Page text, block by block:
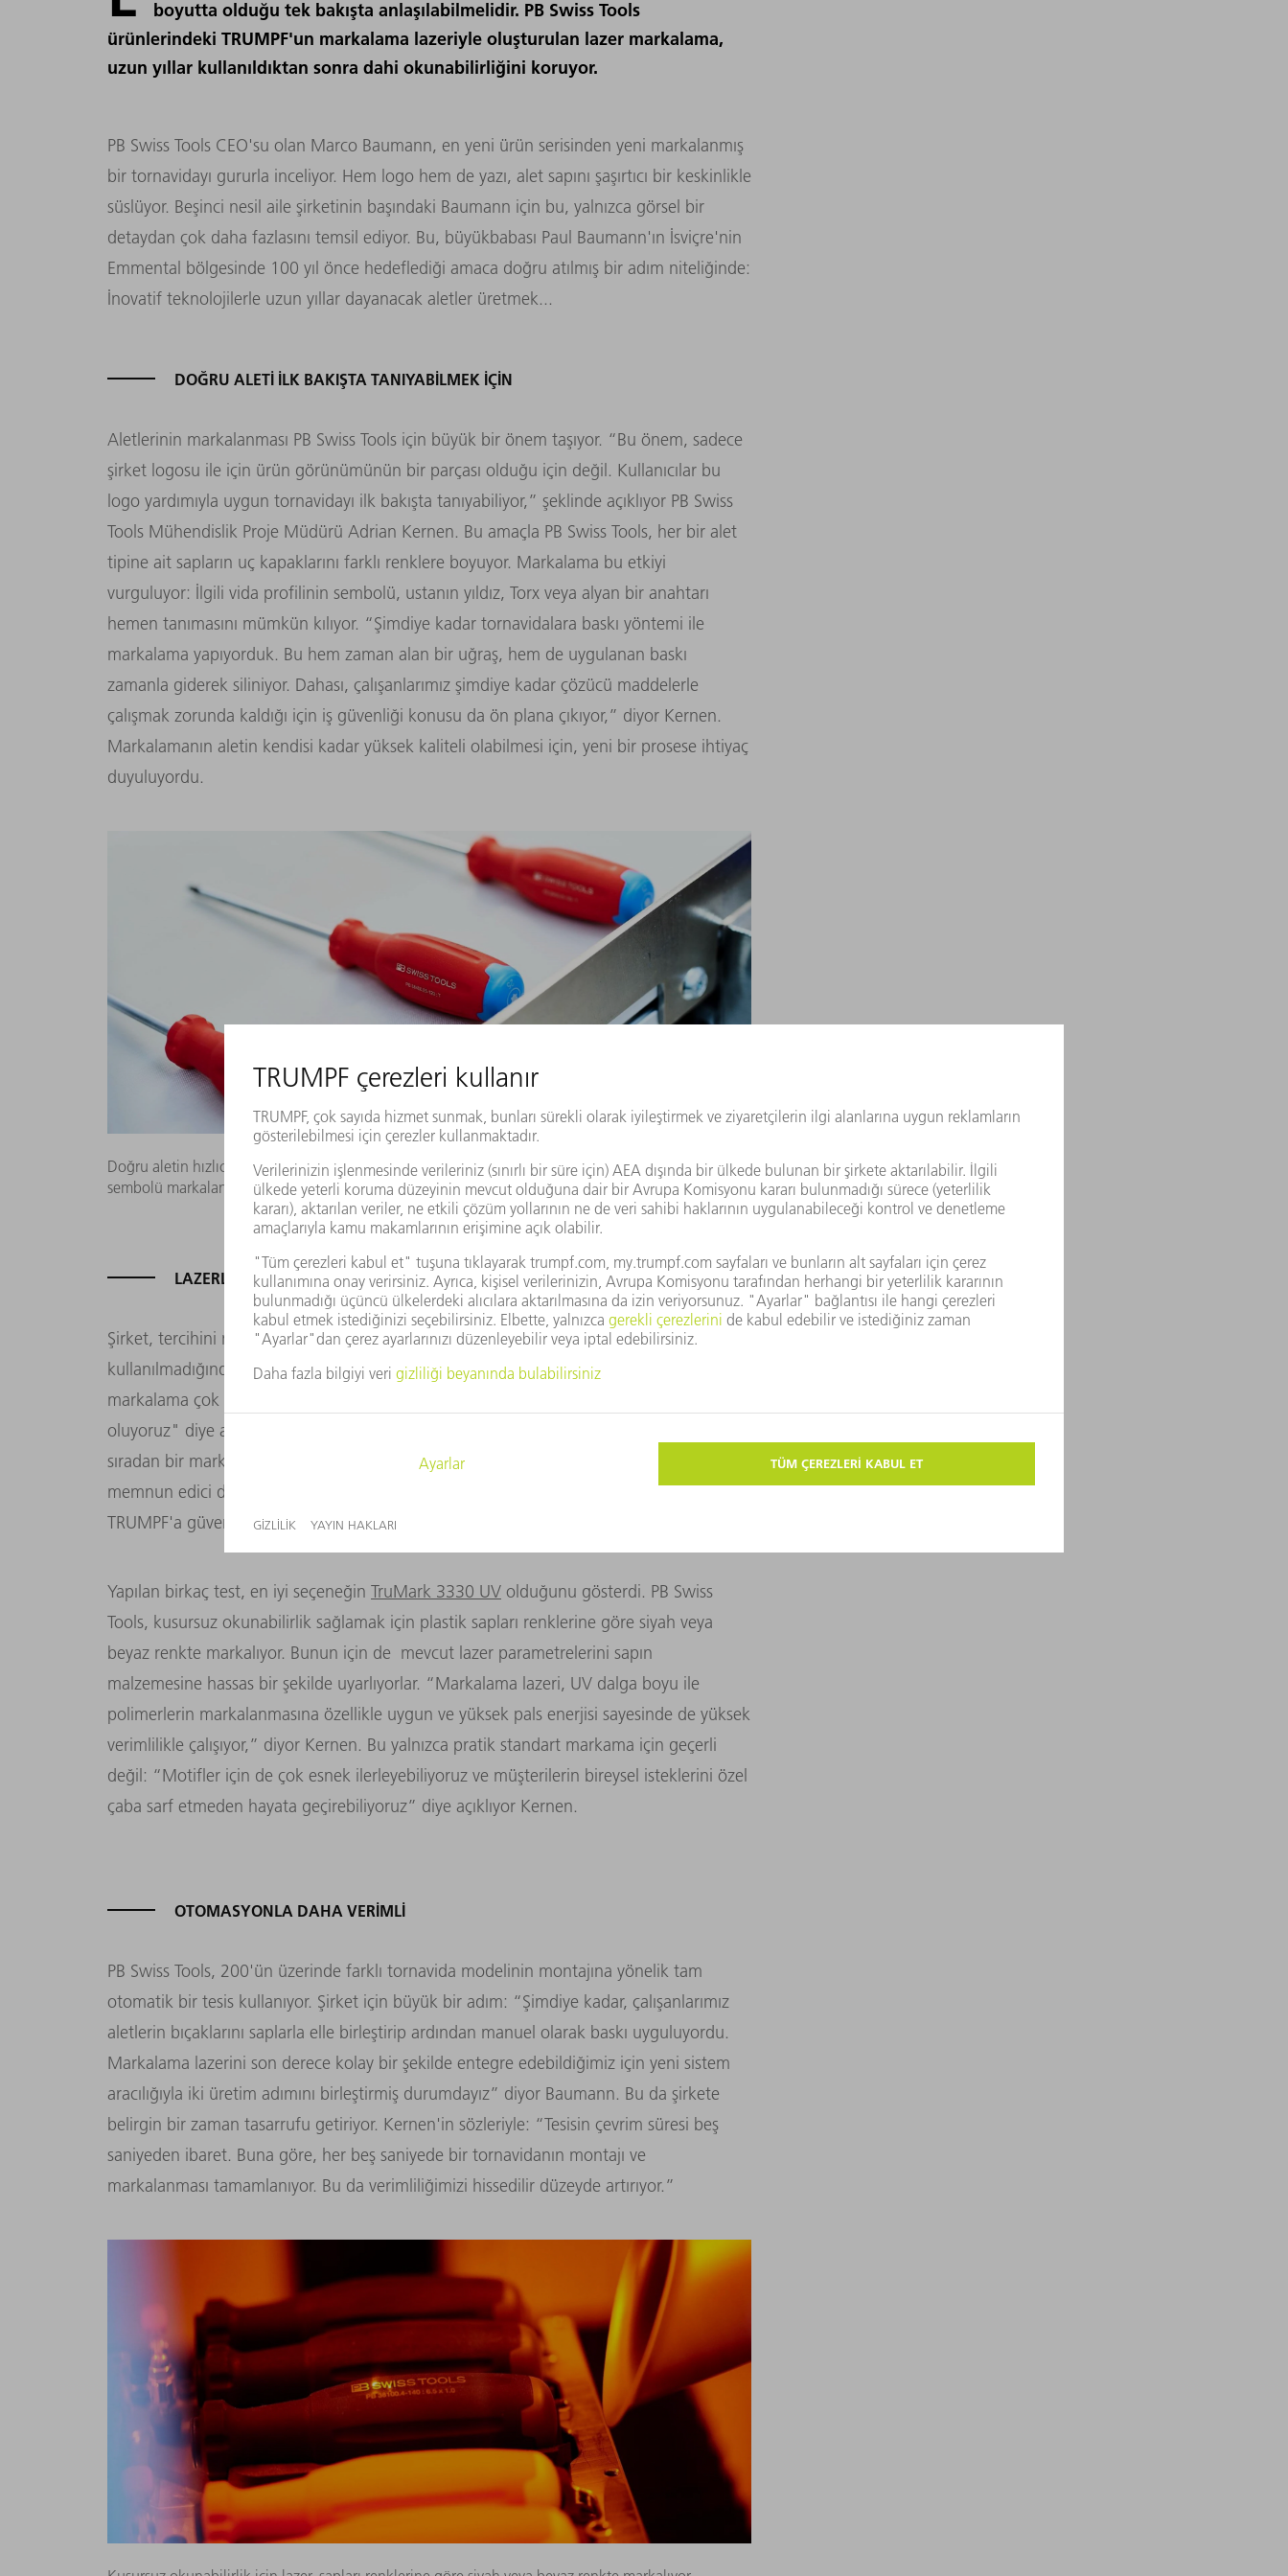
boyutta olduğu tek bakışta anlaşılabilmelidir. PB Swiss Tools
ürünlerindeki TRUMPF'un markalama lazeriyle oluşturulan lazer markalama,
uzun yıllar kullanıldıktan sonra dahi okunabilirliğini koruyor.
PB Swiss Tools CEO'su olan Marco Baumann, en yeni ürün serisinden yeni markalanmış
bir tornavidayı gururla inceliyor. Hem logo hem de yazı, alet sapını şaşırtıcı bir keskinlikle
süslüyor. Beşinci nesil aile şirketinin başındaki Baumann için bu, yalnızca görsel bir
detaydan çok daha fazlasını temsil ediyor. Bu, büyükbabası Paul Baumann'ın İsviçre'nin
Emmental bölgesinde 100 yıl önce hedeflediği amaca doğru atılmış bir adım niteliğinde:
İnovatif teknolojilerle uzun yıllar dayanacak aletler üretmek...
DOĞRU ALETI ILK BAKIŞTA TANIYABILMEK IÇIN
Aletlerinin markalanması PB Swiss Tools için büyük bir önem taşıyor. “Bu önem, sadece
şirket logosu ile için ürün görünümünün bir parçası olduğu için değil. Kullanıcılar bu
logo yardımıyla uygun tornavidayı ilk bakışta tanıyabiliyor,” şeklinde açıklıyor PB Swiss
Tools Mühendislik Proje Müdürü Adrian Kernen. Bu amaçla PB Swiss Tools, her bir alet
tipine ait sapların uç kapaklarını farklı renklere boyuyor. Markalama bu etkiyi
vurguluyor: İlgili vida profilinin sembolü, ustanın yıldız, Torx veya alyan bir anahtarı
hemen tanımasını mümkün kılıyor. “Şimdiye kadar tornavidalara baskı yöntemi ile
markalama yapıyorduk. Bu hem zaman alan bir uğraş, hem de uygulanan baskı
zamanla giderek siliniyor. Dahası, çalışanlarımız şimdiye kadar çözücü maddelerle
çalışmak zorunda kaldığı için iş güvenliği konusu da ön plana çıkıyor,” diyor Kernen.
Markalamanın aletin kendisi kadar yüksek kaliteli olabilmesi için, yeni bir prosese ihtiyaç
duyuluyordu.
Doğru aletin hızlıca bulunabilmesi için, aletlerin uç kapaklarına lazer tarafından ilgili vida profilinin
sembolü markalanıyor.
LAZERLE DAHA UZUN ÖMÜRLÜ ÇÖZÜMLER
Şirket, tercihini markalama lazerleri yönünde yaptı. “Bir markalama için boya
kullanılmadığında, bunu zamanla kaybolması da söz konusu olmuyor. Lazerle
markalama çok daha uzun ömürlü; ayrıca, kuruma süresinden de tasarruf etmiş
oluyoruz" diye açıklıyor Kernen. Öte yandan PB Swiss Tools, bu amaç doğrultusunda
sıradan bir markalama sistemi kullanmıyor. “Bir süredir TRUMPF ile çalışıyoruz ve sürekli
memnun edici düzeyde danışmanlık ve destek aldık. Markalama konusunda da
TRUMPF'a güvenebileceğimiz son derece açıktı” diyor Marco Baumann.
Yapılan birkaç test, en iyi seçeneğin TruMark 3330 UV olduğunu gösterdi. PB Swiss
Tools, kusursuz okunabilirlik sağlamak için plastik sapları renklerine göre siyah veya
beyaz renkte markalıyor. Bunun için de mevcut lazer parametrelerini sapın
malzemesine hassas bir şekilde uyarlıyorlar. “Markalama lazeri, UV dalga boyu ile
polimerlerin markalanmasına özellikle uygun ve yüksek pals enerjisi sayesinde de yüksek
verimlilikle çalışıyor,” diyor Kernen. Bu yalnızca pratik standart markama için geçerli
değil: “Motifler için de çok esnek ilerleyebiliyoruz ve müşterilerin bireysel isteklerini özel
çaba sarf etmeden hayata geçirebiliyoruz” diye açıklıyor Kernen.
OTOMASYONLA DAHA VERIMLI
PB Swiss Tools, 200'ün üzerinde farklı tornavida modelinin montajına yönelik tam
otomatik bir tesis kullanıyor. Şirket için büyük bir adım: “Şimdiye kadar, çalışanlarımız
aletlerin bıçaklarını saplarla elle birleştirip ardından manuel olarak baskı uyguluyordu.
Markalama lazerini son derece kolay bir şekilde entegre edebildiğimiz için yeni sistem
aracılığıyla iki üretim adımını birleştirmiş durumdayız” diyor Baumann. Bu da şirkete
belirgin bir zaman tasarrufu getiriyor. Kernen'in sözleriyle: “Tesisin çevrim süresi beş
saniyeden ibaret. Buna göre, her beş saniyede bir tornavidanın montajı ve
markalanması tamamlanıyor. Bu da verimliliğimizi hissedilir düzeyde artırıyor.”